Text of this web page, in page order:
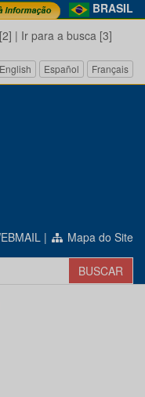
BRASIL
| Ir para a busca [3]
English Español Français
| Mapa do Site